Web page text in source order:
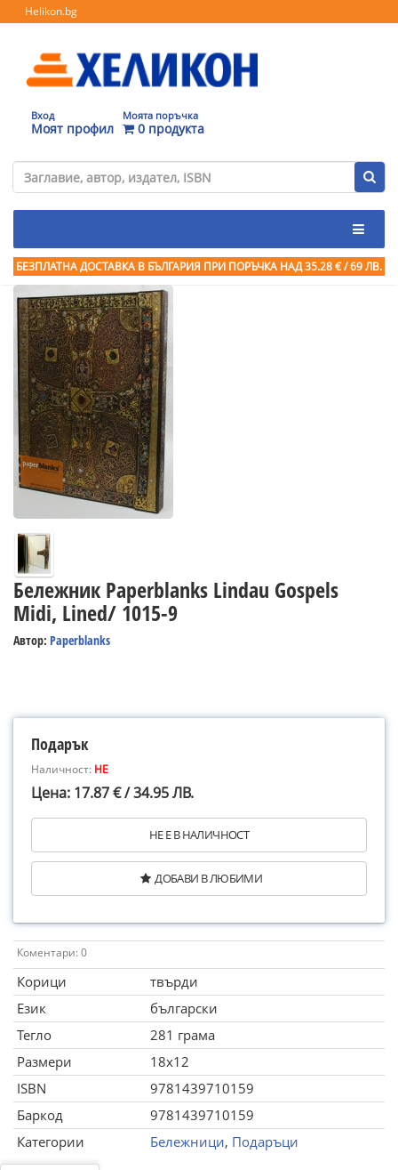
Helikon.bg
Вход
Моят профил
Моята поръчка
0 продукта
БЕЗПЛАТНА ДОСТАВКА В БЪЛГАРИЯ ПРИ ПОРЪЧКА НАД 35.28 € / 69 ЛВ.
Бележник Paperblanks Lindau Gospels
Midi, Lined/ 1015-9
Автор: Paperblanks
Подарък
Наличност: НЕ
Цена: 17.87 € / 34.95 ЛВ.
НЕ Е В НАЛИЧНОСТ
ДОБАВИ В ЛЮБИМИ
Коментари: 0
Корици
твърди
Език
български
Тегло
281 грама
Размери
18x12
ISBN
9781439710159
Баркод
9781439710159
Категории
Бележници, Подаръци